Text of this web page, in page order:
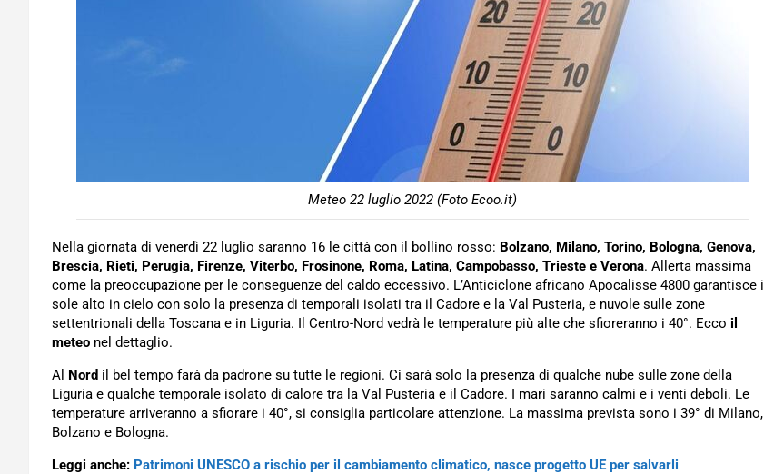
Meteo 22 luglio 2022 (Foto Ecoo.it)
Nella giornata di venerdì 22 luglio saranno 16 le città con il bollino rosso: Bolzano, Milano, Torino, Bologna, Genova,
Brescia, Rieti, Perugia, Firenze, Viterbo, Frosinone, Roma, Latina, Campobasso, Trieste e Verona. Allerta massima
come la preoccupazione per le conseguenze del caldo eccessivo. L’Anticiclone africano Apocalisse 4800 garantisce il
sole alto in cielo con solo la presenza di temporali isolati tra il Cadore e la Val Pusteria, e nuvole sulle zone
settentrionali della Toscana e in Liguria. Il Centro-Nord vedrà le temperature più alte che sfioreranno i 40°. Ecco il
meteo nel dettaglio.
Al Nord il bel tempo farà da padrone su tutte le regioni. Ci sarà solo la presenza di qualche nube sulle zone della
Liguria e qualche temporale isolato di calore tra la Val Pusteria e il Cadore. I mari saranno calmi e i venti deboli. Le
temperature arriveranno a sfiorare i 40°, si consiglia particolare attenzione. La massima prevista sono i 39° di Milano,
Bolzano e Bologna.
Leggi anche: Patrimoni UNESCO a rischio per il cambiamento climatico, nasce progetto UE per salvarli